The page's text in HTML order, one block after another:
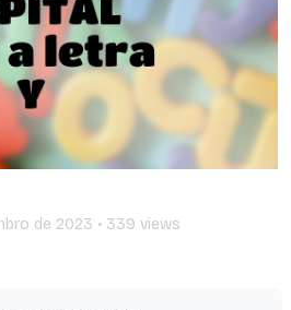
de 2023 • 339 views